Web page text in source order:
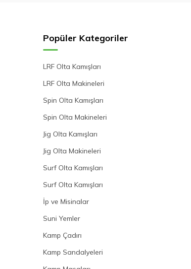
Popüler Kategoriler
LRF Olta Kamışları
LRF Olta Makineleri
Spin Olta Kamışları
Spin Olta Makineleri
Jig Olta Kamışları
Jig Olta Makineleri
Surf Olta Kamışları
Surf Olta Kamışları
İp ve Misinalar
Suni Yemler
Kamp Çadırı
Kamp Sandalyeleri